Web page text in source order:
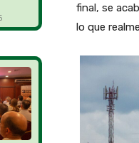
final, se
lo que